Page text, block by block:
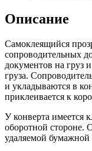
Описание
Самоклеящийся
сопроводительных
документов на груз
груза.
и укладываются в
приклеивается к
У конверта имеется
оборотной стороне.
удаляемой бумажной